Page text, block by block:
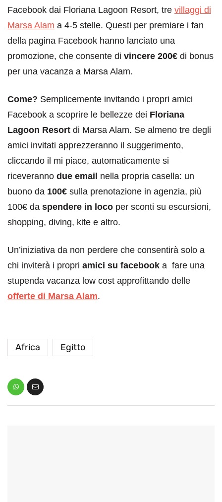
Facebook dai Floriana Lagoon Resort, tre villaggi di
Marsa Alam a 4-5 stelle. Questi per premiare i fan
della pagina Facebook hanno lanciato una
promozione, che consente di vincere 200€ di bonus
per una vacanza a Marsa Alam.
Come? Semplicemente invitando i propri amici
Facebook a scoprire le bellezze dei Floriana
Lagoon Resort di Marsa Alam. Se almeno tre degli
amici invitati apprezzeranno il suggerimento,
cliccando il mi piace, automaticamente si
riceveranno due email nella propria casella: un
buono da 100€ sulla prenotazione in agenzia, più
100€ da spendere in loco per sconti su escursioni,
shopping, diving, kite e altro.
Un’iniziativa da non perdere che consentirà solo a
chi inviterà i propri amici su facebook a fare una
stupenda vacanza low cost approfittando delle
offerte di Marsa Alam.
Africa Egitto